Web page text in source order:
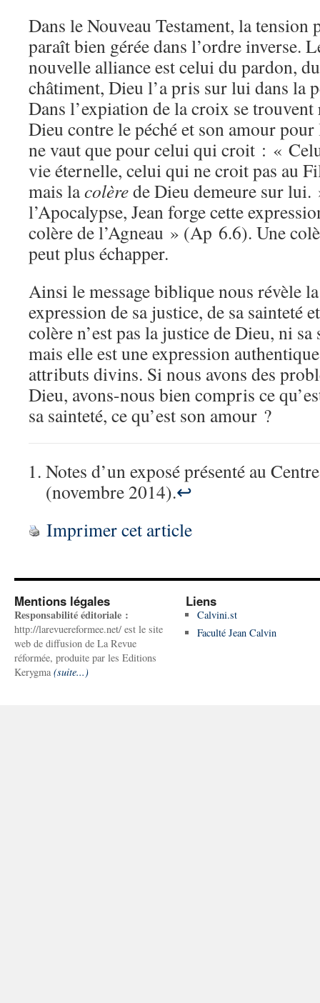
Dans le Nouveau Testament, la tension
paraît bien gérée dans l’ordre inverse.
nouvelle alliance est celui du pardon,
châtiment, Dieu l’a pris sur lui dans la
Dans l’expiation de la croix se trouvent
Dieu contre le péché et son amour
ne vaut que pour celui qui croit : «
vie éternelle, celui qui ne croit pas au
mais lacolèrede Dieu demeure sur
l’Apocalypse, Jean forge cette
colère de l’Agneau » (Ap 6.6). Une
peut plus échapper.
Ainsi le message biblique nous révèle
expression de sa justice, de sa sainteté
colère n’est pas la justice de Dieu, ni
mais elle est une expression
attributs divins. Si nous avons des
Dieu, avons-nous bien compris ce
sa sainteté, ce qu’est son amour ?
Notes d’un exposé présenté au
(novembre 2014).↩︎
Imprimer cet article
Mentions légales
Responsabilité éditoriale :
http://larevuereformee.net/ est le site
web de diffusion de La Revue
réformée, produite par les Editions
Kerygma (suite...)
Liens
Calvini.st
Faculté Jean Calvin